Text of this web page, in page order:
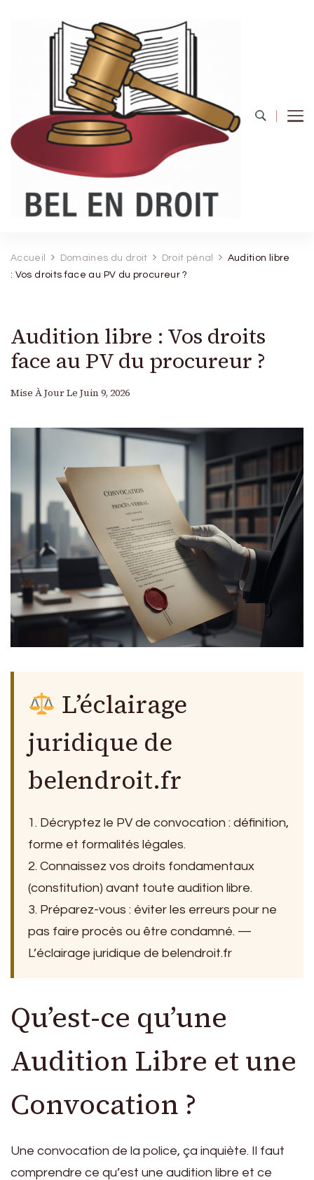
Accueil Domaines du droit Droit pénal
Audition libre
: Vos droits face au PV du procureur ?
Audition libre : Vos droits
face au PV du procureur ?
Mise À Jour Le Juin 9, 2026
L’éclairage
juridique de
belendroit.fr
1. Décryptez le PV de convocation : définition,
forme et formalités légales.
2. Connaissez vos droits fondamentaux
(constitution) avant toute audition libre.
3. Préparez-vous : éviter les erreurs pour ne
pas faire procès ou être condamné. —
L’éclairage juridique de belendroit.fr
Qu’est-ce qu’une
Audition Libre et une
Convocation ?
Une convocation de la police, ça inquiète. Il faut
comprendre ce qu’est une audition libre et ce